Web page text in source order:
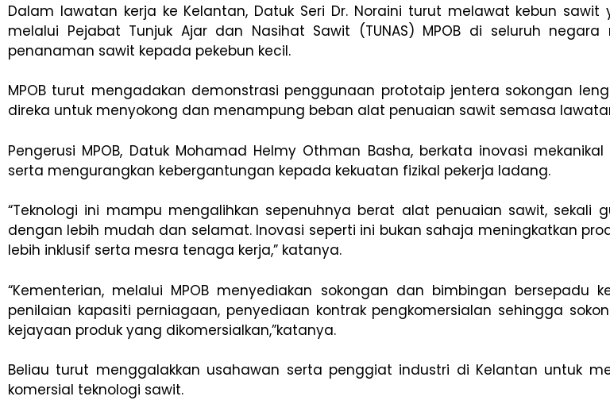
Dalam lawatan kerja ke Kelantan, Datuk Seri Dr. Noraini turut melawat kebun
melalui Pejabat Tunjuk Ajar dan Nasihat Sawit (TUNAS) MPOB di seluruh
penanaman sawit kepada pekebun kecil.
MPOB turut mengadakan demonstrasi penggunaan prototaip jentera sokongan
direka untuk menyokong dan menampung beban alat penuaian sawit semasa
Pengerusi MPOB, Datuk Mohamad Helmy Othman Basha, berkata inovasi
serta mengurangkan kebergantungan kepada kekuatan fizikal pekerja ladang.
“Teknologi ini mampu mengalihkan sepenuhnya berat alat penuaian sawit,
dengan lebih mudah dan selamat. Inovasi seperti ini bukan sahaja meningkatkan
lebih inklusif serta mesra tenaga kerja,” katanya.
“Kementerian, melalui MPOB menyediakan sokongan dan bimbingan
penilaian kapasiti perniagaan, penyediaan kontrak pengkomersialan sehingga
kejayaan produk yang dikomersialkan,”katanya.
Beliau turut menggalakkan usahawan serta penggiat industri di Kelantan untuk
komersial teknologi sawit.